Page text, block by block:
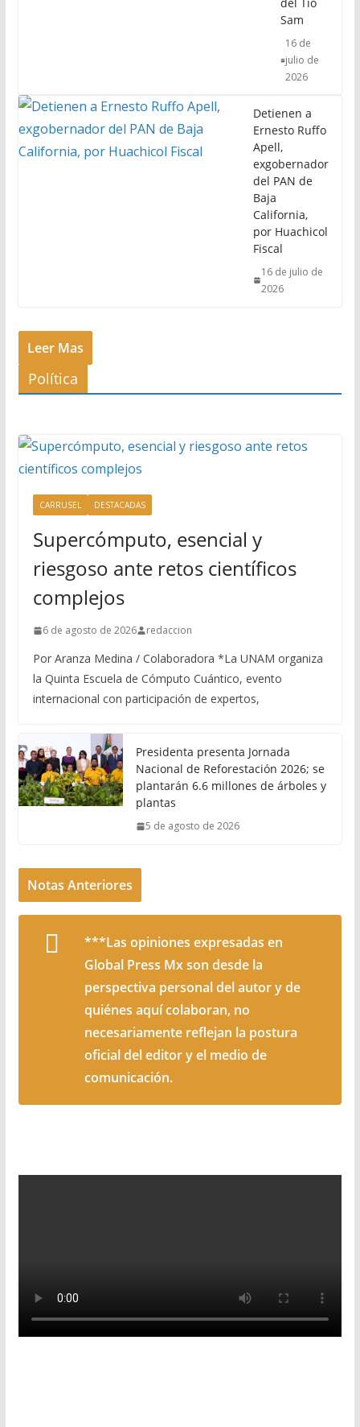
Sam
16 de
julio de
2026
Detienen a
Ernesto Ruffo
Apell,
exgobernador
del PAN de
Baja
California,
por Huachicol
Fiscal
16 de julio de
2026
Leer Mas
Política
CARRUSEL DESTACADAS
Supercómputo, esencial y
riesgoso ante retos científicos
complejos
6 de agosto de 2026 redaccion
Por Aranza Medina / Colaboradora *La UNAM organiza
la Quinta Escuela de Cómputo Cuántico, evento
internacional con participación de expertos,
Presidenta presenta Jornada
Nacional de Reforestación 2026; se
plantarán 6.6 millones de árboles y
plantas
5 de agosto de 2026
Notas Anteriores
***Las opiniones expresadas en
Global Press Mx son desde la
perspectiva personal del autor y de
quiénes aquí colaboran, no
necesariamente reflejan la postura
oficial del editor y el medio de
comunicación.